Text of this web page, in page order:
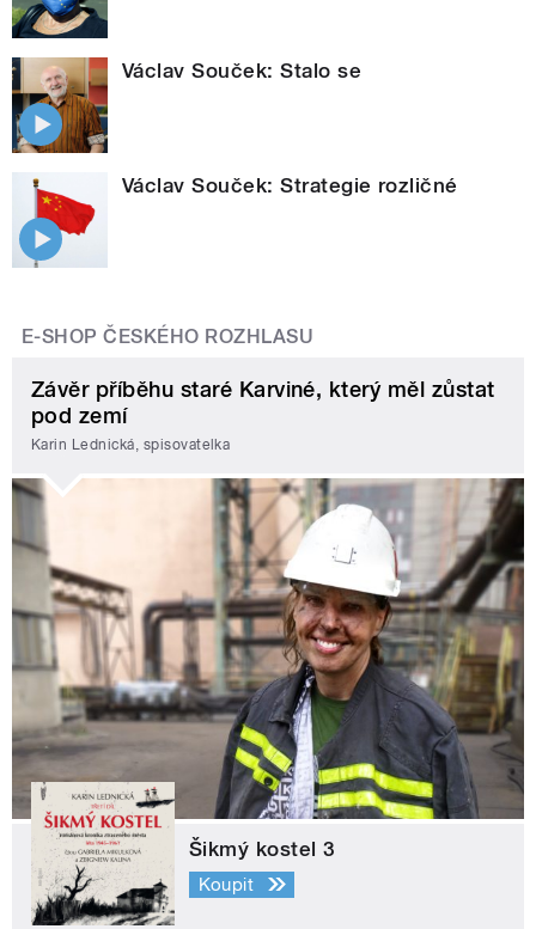
Václav Souček: Stalo se
Václav Souček: Strategie rozličné
E-SHOP ČESKÉHO ROZHLASU
Závěr příběhu staré Karviné, který měl zůstat
pod zemí
Karin Lednická, spisovatelka
Šikmý kostel 3
Koupit